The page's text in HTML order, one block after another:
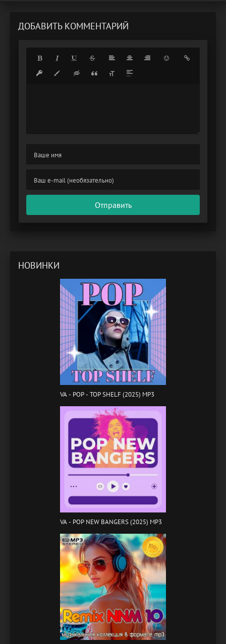
ДОБАВИТЬ КОММЕНТАРИЙ
Отправить
НОВИНКИ
VA - POP - TOP SHELF (2025) MP3
VA - POP NEW BANGERS (2025) MP3